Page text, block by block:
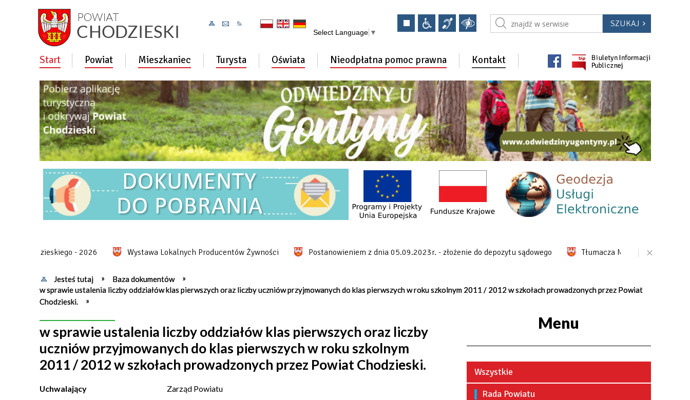
Select Language ▼
Start Powiat Mieszkaniec Turysta Oświata Nieodpłatna pomoc prawna Kontakt
Chodzieskiego - 2026 Wystawa Lokalnych Producentów Żywności Postanowieniem z dnia 05.09.2023r. - złożenie do depozytu sądowego Tłumacza Migam
Jesteś tutaj
Baza dokumentów
w sprawie ustalenia liczby oddziałów klas pierwszych oraz liczby uczniów przyjmowanych do klas pierwszych w roku szkolnym 2011 / 2012 w szkołach prowadzonych przez Powiat
Chodzieski.
w sprawie ustalenia liczby oddziałów klas pierwszych oraz liczby
uczniów przyjmowanych do klas pierwszych w roku szkolnym
2011 / 2012 w szkołach prowadzonych przez Powiat Chodzieski.
Uchwalający Zarząd Powiatu
Menu
Wszystkie
Rada Powiatu